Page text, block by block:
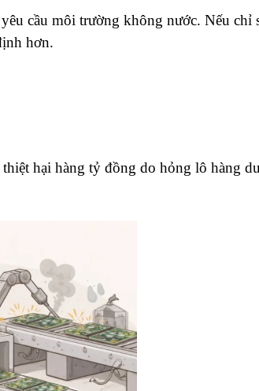
cầu môi trường không nước. Nếu chỉ
hơn.
hại hàng tỷ đồng do hỏng lô hàng